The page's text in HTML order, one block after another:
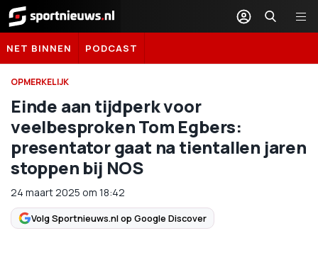
Sportnieuws.nl
NET BINNEN PODCAST
OPMERKELIJK
Einde aan tijdperk voor
veelbesproken Tom Egbers:
presentator gaat na tientallen jaren
stoppen bij NOS
24 maart 2025 om 18:42
Volg Sportnieuws.nl op Google Discover